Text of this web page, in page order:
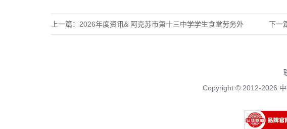
上一篇： 2026年度资讯& 阿克苏市第十三中学学生食堂劳务外 下一
Copyright © 2012-2026 中